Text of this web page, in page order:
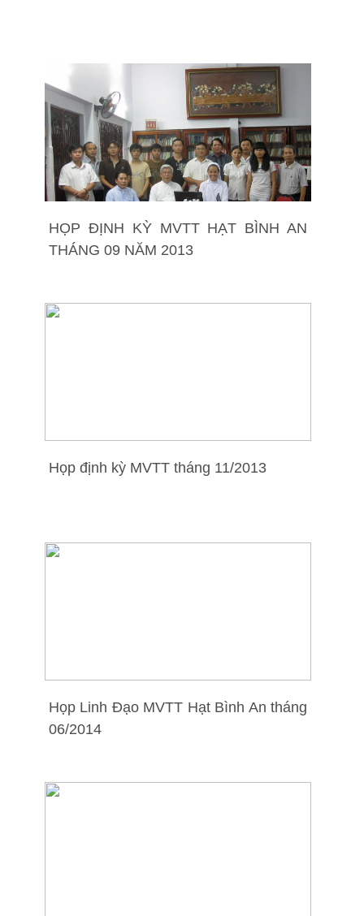
HỌP ĐỊNH KỲ MVTT HẠT BÌNH AN
THÁNG 09 NĂM 2013
Họp định kỳ MVTT tháng 11/2013
Họp Linh Đạo MVTT Hạt Bình An tháng
06/2014